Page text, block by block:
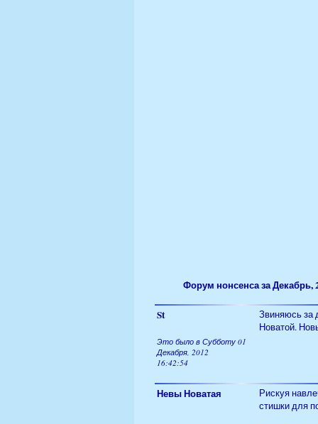
Форум нонсенса за Декабрь,
St
Звиняюсь за
Новатой.
Это было в Субботу 01
Декабря, 2012
16:42:54
Невы Новатая
Рискуя
стишки для